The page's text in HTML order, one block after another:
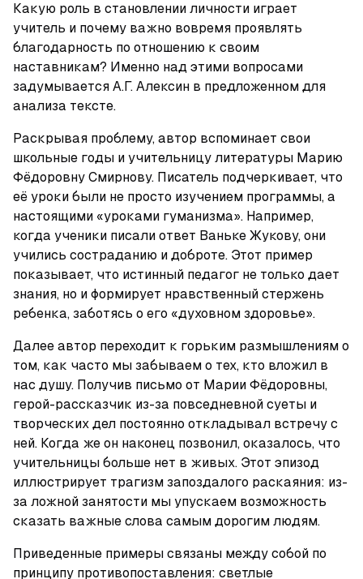
Какую роль в становлении личности играет
учитель и почему важно вовремя проявлять
благодарность по отношению к своим
наставникам? Именно над этими вопросами
задумывается А.Г. Алексин в предложенном для
анализа тексте.
Раскрывая проблему, автор вспоминает свои
школьные годы и учительницу литературы Марию
Фёдоровну Смирнову. Писатель подчеркивает, что
её уроки были не просто изучением программы, а
настоящими «уроками гуманизма». Например,
когда ученики писали ответ Ваньке Жукову, они
учились состраданию и доброте. Этот пример
показывает, что истинный педагог не только дает
знания, но и формирует нравственный стержень
ребенка, заботясь о его «духовном здоровье».
Далее автор переходит к горьким размышлениям о
том, как часто мы забываем о тех, кто вложил в
нас душу. Получив письмо от Марии Фёдоровны,
герой-рассказчик из-за повседневной суеты и
творческих дел постоянно откладывал встречу с
ней. Когда же он наконец позвонил, оказалось, что
учительницы больше нет в живых. Этот эпизод
иллюстрирует трагизм запоздалого раскаяния: из-
за ложной занятости мы упускаем возможность
сказать важные слова самым дорогим людям.
Приведенные примеры связаны между собой по
принципу противопоставления: светлые